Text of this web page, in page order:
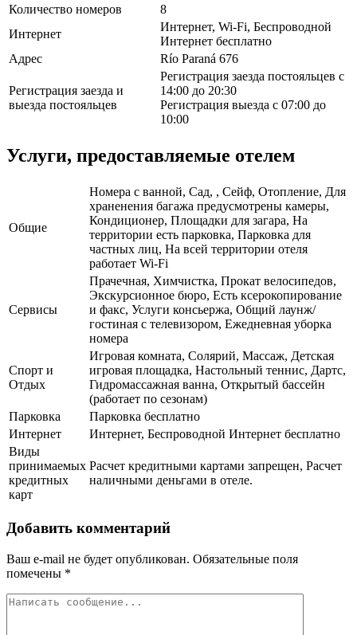
Количество номеров
8
Интернет
Интернет, Wi-Fi, Беспроводной
Интернет бесплатно
Адрес
Río Paraná 676
Регистрация заезда и
выезда постояльцев
Регистрация заезда постояльцев с
14:00 до 20:30
Регистрация выезда с 07:00 до
10:00
Услуги, предоставляемые отелем
Общие
Номера с ванной, Сад, , Сейф, Отопление, Для
храненения багажа предусмотрены камеры,
Кондиционер, Площадки для загара, На
территории есть парковка, Парковка для
частных лиц, На всей территории отеля
работает Wi-Fi
Сервисы
Прачечная, Химчистка, Прокат велосипедов,
Экскурсионное бюро, Есть ксерокопирование
и факс, Услуги консьержа, Общий лаунж/
гостиная с телевизором, Ежедневная уборка
номера
Спорт и
Отдых
Игровая комната, Солярий, Массаж, Детская
игровая площадка, Настольный теннис, Дартс,
Гидромассажная ванна, Открытый бассейн
(работает по сезонам)
Парковка
Парковка бесплатно
Интернет
Интернет, Беспроводной Интернет бесплатно
Виды
принимаемых
кредитных
карт
Расчет кредитными картами запрещен, Расчет
наличными деньгами в отеле.
Добавить комментарий
Ваш e-mail не будет опубликован. Обязательные поля
помечены *